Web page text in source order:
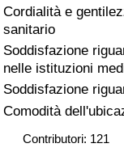
Cordialità e
sanitario
Soddisfazione
nelle istituzioni
Soddisfazione
Comodità
Contributori: 121
Indice
Indice
Indice